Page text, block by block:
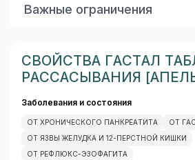
Важные ограничения
алкоголя, кофе; погрешностей в
злоупотреблении никотином и т.д.);
состояния, сопровожающиеся
кислотообразованием: гастриты,
симптоматические язвы
эрозии слизистой оболочки
отделов ЖКТ;
СВОЙСТВА ГАСТАЛ
РАССАСЫВАНИЯ
Заболевания и состояния
ОТ ХРОНИЧЕСКОГО ПАНКРЕАТИТА ОТ
ОТ ЯЗВЫ ЖЕЛУДКА И 12-ПЕРСТНОЙ КИШКИ
ОТ РЕФЛЮКС-ЭЗОФАГИТА